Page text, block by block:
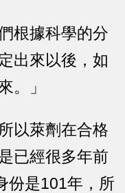
根據科學的分
出來以後，如
。」
以萊劑在合格
已經很多年前
份是101年，所